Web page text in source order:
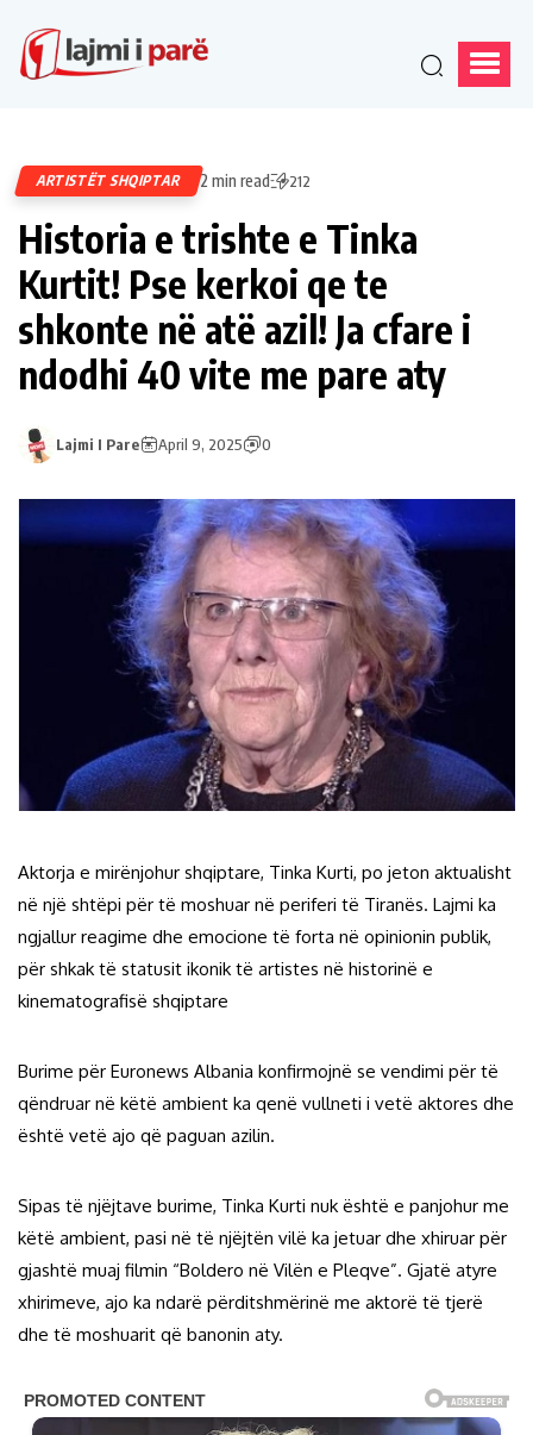
ARTISTËT SHQIPTAR 2 min read 212
Historia e trishte e Tinka
Kurtit! Pse kerkoi qe te
shkonte në atë azil! Ja cfare i
ndodhi 40 vite me pare aty
Lajmi I Pare April 9, 2025 0
Aktorja e mirënjohur shqiptare, Tinka Kurti, po jeton aktualisht
në një shtëpi për të moshuar në periferi të Tiranës. Lajmi ka
ngjallur reagime dhe emocione të forta në opinionin publik,
për shkak të statusit ikonik të artistes në historinë e
kinematografisë shqiptare
Burime për Euronews Albania konfirmojnë se vendimi për të
qëndruar në këtë ambient ka qenë vullneti i vetë aktores dhe
është vetë ajo që paguan azilin.
Sipas të njëjtave burime, Tinka Kurti nuk është e panjohur me
këtë ambient, pasi në të njëjtën vilë ka jetuar dhe xhiruar për
gjashtë muaj filmin “Boldero në Vilën e Pleqve”. Gjatë atyre
xhirimeve, ajo ka ndarë përditshmërinë me aktorë të tjerë
dhe të moshuarit që banonin aty.